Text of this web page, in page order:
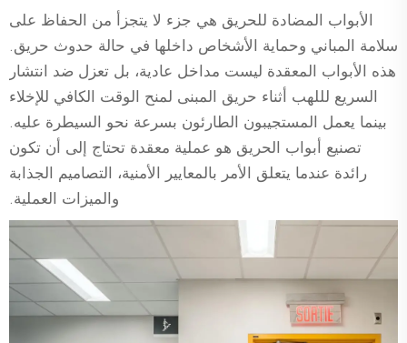
الأبواب المضادة للحريق هي جزء لا يتجزأ من الحفاظ على
سلامة المباني وحماية الأشخاص داخلها في حالة حدوث حريق.
هذه الأبواب المعقدة ليست مداخل عادية، بل تعزل ضد انتشار
السريع لللهب أثناء حريق المبنى لمنح الوقت الكافي للإخلاء
بينما يعمل المستجيبون الطارئون بسرعة نحو السيطرة عليه.
تصنيع أبواب الحريق هو عملية معقدة تحتاج إلى أن تكون
رائدة عندما يتعلق الأمر بالمعايير الأمنية، التصاميم الجذابة
والميزات العملية.